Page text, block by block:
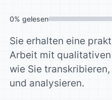
0%gelesen
Sie erhalten eine
Arbeit mit
wie Sie
und analysieren.